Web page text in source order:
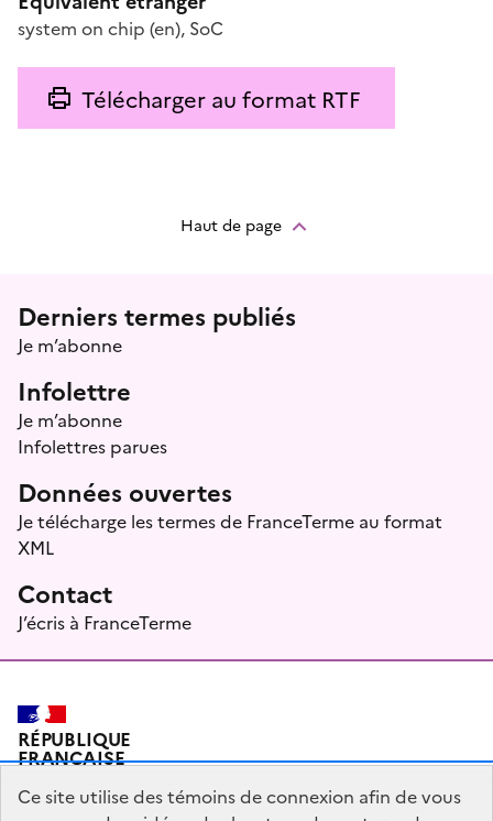
system on chip (en), SoC
Télécharger au format RTF
Haut de page
Menu prefooter
Derniers termes publiés
Je m’abonne
Infolettre
Je m’abonne
Infolettres parues
Données ouvertes
Je télécharge les termes de FranceTerme au format
XML
Contact
J’écris à FranceTerme
RÉPUBLIQUE
FRANÇAISE
Ce site utilise des témoins de connexion afin de vous